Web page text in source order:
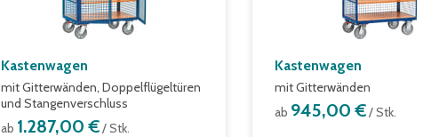
Kastenwagen
mit Gitterwänden, Doppelflügeltüren
und Stangenverschluss
ab 1.287,00 €/ Stk.
Kastenwagen
mit Gitterwänden
ab 945,00 €/ Stk.